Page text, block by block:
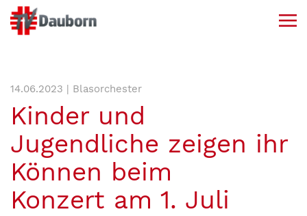
14.06.2023 | Blasorchester
Kinder und
Jugendliche zeigen ihr
Können beim
Konzert am 1. Juli